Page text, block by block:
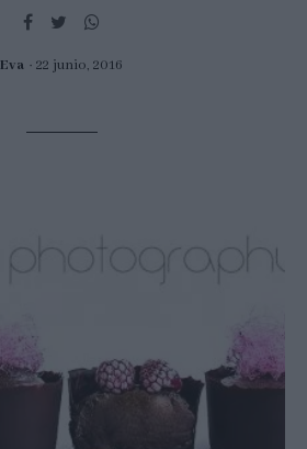
Eva 22 junio, 2016